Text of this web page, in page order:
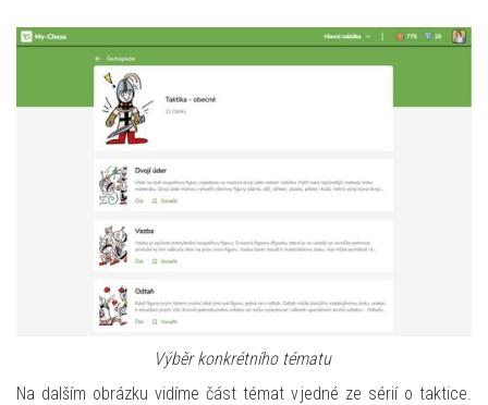
Výběr konkrétního tématu
Na dalším obrázku vidíme část témat v jedné ze sérií o taktice.